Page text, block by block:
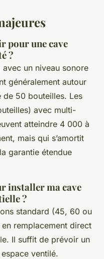
pour une cave
?
un niveau sonore
généralement autour
50 bouteilles. Les
avec multi-
atteindre 4 000 à
mais qui s’amortit
garantie étendue
installer ma cave
?
standard (45, 60 ou
remplacement direct
Il suffit de prévoir un
ventilé.